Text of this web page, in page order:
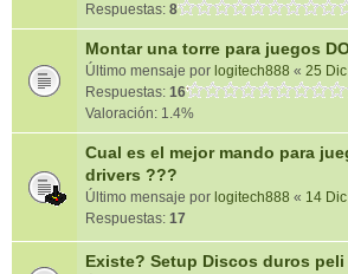
Respuestas: 8
Montar una torre para juegos
Último mensaje por logitech888 « 25
Respuestas: 16
Valoración: 1.4%
Cual es el mejor mando para
drivers ???
Último mensaje por logitech888 « 14
Respuestas: 17
Existe? Setup Discos duros peli